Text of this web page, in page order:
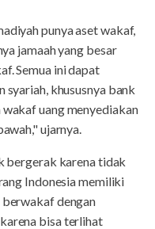
punya aset wakaf,
jamaah yang besar
Semua ini dapat
syariah, khususnya bank
uang menyediakan
ujarnya.
bergerak karena tidak
Indonesia memiliki
berwakaf dengan
bisa terlihat